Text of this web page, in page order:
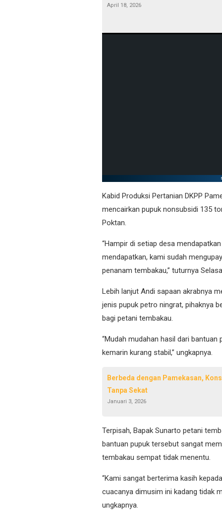
April 18, 2026
Kabid Produksi Pertanian DKPP
mencairkan pupuk nonsubsidi 135
Poktan.
“Hampir di setiap desa
mendapatkan, kami sudah
penanam tembakau,” tuturnya
Lebih lanjut Andi sapaan akrabnya
jenis pupuk petro ningrat, pihaknya
bagi petani tembakau.
“Mudah mudahan hasil dari
kemarin kurang stabil,” ungkapnya.
Berbeda dengan Pamekasan,
Tanpa Sekat
Januari 3, 2026
Terpisah, Bapak Sunarto petani
bantuan pupuk tersebut sangat
tembakau sempat tidak menentu.
“Kami sangat berterima kasih
cuacanya dimusim ini kadang tidak
ungkapnya.